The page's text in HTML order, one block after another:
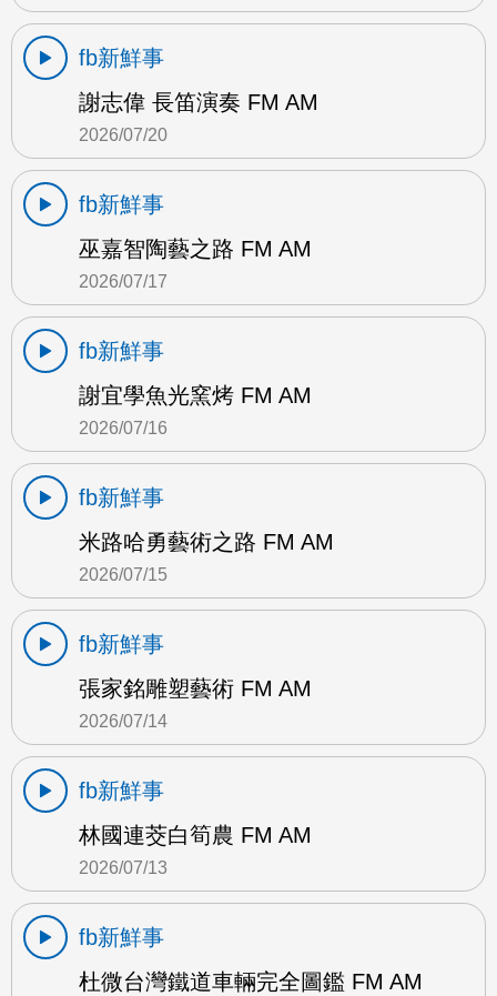
fb新鮮事
謝志偉 長笛演奏 FM AM
2026/07/20
fb新鮮事
巫嘉智陶藝之路 FM AM
2026/07/17
fb新鮮事
謝宜學魚光窯烤 FM AM
2026/07/16
fb新鮮事
米路哈勇藝術之路 FM AM
2026/07/15
fb新鮮事
張家銘雕塑藝術 FM AM
2026/07/14
fb新鮮事
林國連茭白筍農 FM AM
2026/07/13
fb新鮮事
杜微台灣鐵道車輛完全圖鑑 FM AM